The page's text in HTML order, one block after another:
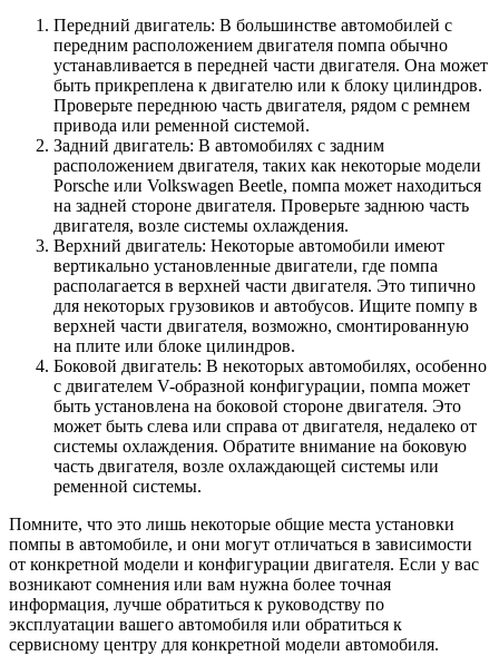
Передний двигатель: В большинстве автомобилей с
передним расположением двигателя помпа обычно
устанавливается в передней части двигателя. Она может
быть прикреплена к двигателю или к блоку цилиндров.
Проверьте переднюю часть двигателя, рядом с ремнем
привода или ременной системой.
Задний двигатель: В автомобилях с задним
расположением двигателя, таких как некоторые модели
Porsche или Volkswagen Beetle, помпа может находиться
на задней стороне двигателя. Проверьте заднюю часть
двигателя, возле системы охлаждения.
Верхний двигатель: Некоторые автомобили имеют
вертикально установленные двигатели, где помпа
располагается в верхней части двигателя. Это типично
для некоторых грузовиков и автобусов. Ищите помпу в
верхней части двигателя, возможно, смонтированную
на плите или блоке цилиндров.
Боковой двигатель: В некоторых автомобилях, особенно
с двигателем V-образной конфигурации, помпа может
быть установлена на боковой стороне двигателя. Это
может быть слева или справа от двигателя, недалеко от
системы охлаждения. Обратите внимание на боковую
часть двигателя, возле охлаждающей системы или
ременной системы.
Помните, что это лишь некоторые общие места установки
помпы в автомобиле, и они могут отличаться в зависимости
от конкретной модели и конфигурации двигателя. Если у вас
возникают сомнения или вам нужна более точная
информация, лучше обратиться к руководству по
эксплуатации вашего автомобиля или обратиться к
сервисному центру для конкретной модели автомобиля.